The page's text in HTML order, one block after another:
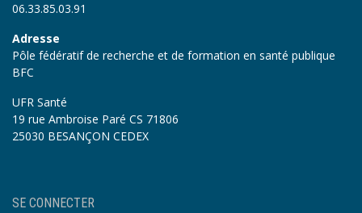
06.33.85.03.91
Adresse
Pôle fédératif de recherche et de formation en santé publique
BFC
UFR Santé
19 rue Ambroise Paré CS 71806
25030 BESANÇON CEDEX
User
SE CONNECTER